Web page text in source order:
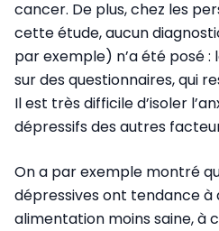
cancer. De plus, chez les
cette étude, aucun
par exemple) n’a été posé
sur des questionnaires, qui
Il est très difficile d’isoler
dépressifs des autres
On a par exemple montré
dépressives ont tendance à
alimentation moins saine, à